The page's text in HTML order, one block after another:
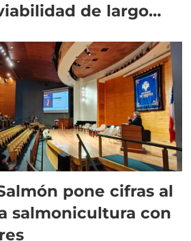
de largo
pone cifras al
salmonicultura con